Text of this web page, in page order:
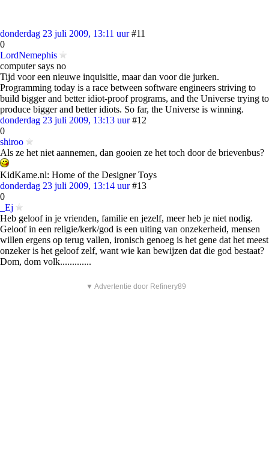
donderdag 23 juli 2009, 13:11 uur #11
0
LordNemephis
computer says no
Tijd voor een nieuwe inquisitie, maar dan voor die jurken.
Programming today is a race between software engineers striving to
build bigger and better idiot-proof programs, and the Universe trying to
produce bigger and better idiots. So far, the Universe is winning.
donderdag 23 juli 2009, 13:13 uur #12
0
shiroo
Als ze het niet aannemen, dan gooien ze het toch door de brievenbus?
KidKame.nl: Home of the Designer Toys
donderdag 23 juli 2009, 13:14 uur #13
0
_Ej
Heb geloof in je vrienden, familie en jezelf, meer heb je niet nodig.
Geloof in een religie/kerk/god is een uiting van onzekerheid, mensen
willen ergens op terug vallen, ironisch genoeg is het gene dat het meest
onzeker is het geloof zelf, want wie kan bewijzen dat die god bestaat?
Dom, dom volk.............
▼ Advertentie door Refinery89